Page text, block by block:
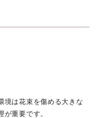
境は花束を傷める大きな
が重要です。